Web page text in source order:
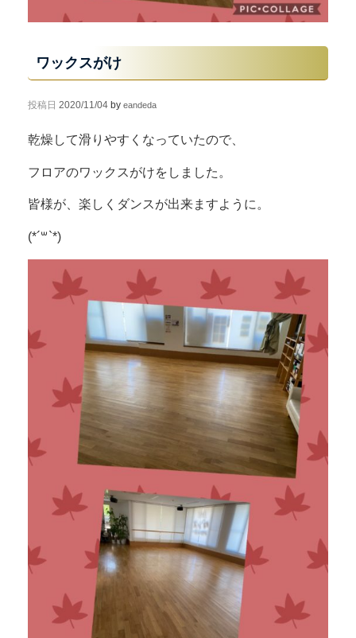
ワックスがけ
投稿日 2020/11/04 by eandeda
乾燥して滑りやすくなっていたので、
フロアのワックスがけをしました。
皆様が、楽しくダンスが出来ますように。
(*´꒳`*)